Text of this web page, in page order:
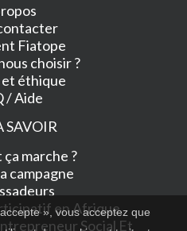
Fiatope
choisir ?
éthique
/ Aide
SAVOIR
marche ?
campagne
en Afrique
Social Et
», vous acceptez que